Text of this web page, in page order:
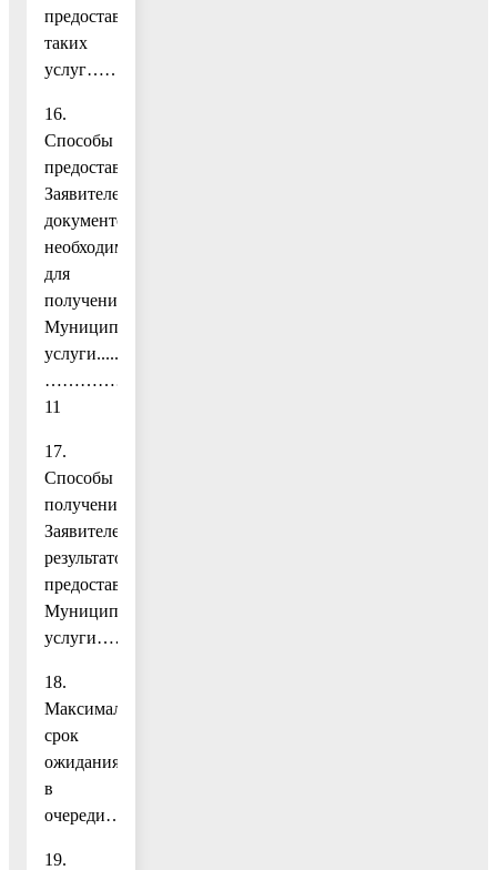
предоставления
таких
услуг………….11
16.
Способы
предоставления
Заявителем
документов,
необходимых
для
получения
Муниципальной
услуги......
11
17.
Способы
получения
Заявителем
результатов
предоставления
Муниципальной
услуги………..12
18.
Максимальный
срок
ожидания
в
19.